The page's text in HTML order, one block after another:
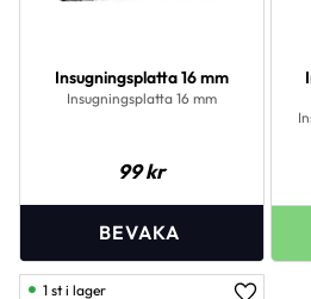
Insugningsplatta 16 mm
Insugningsplatta 16 mm
99kr
1 st i lager